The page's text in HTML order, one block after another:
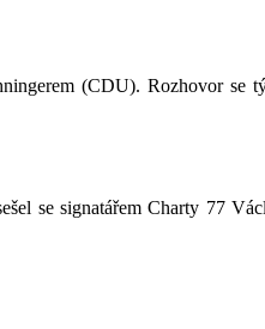
(CDU). Rozhovor
se signatářem Charty 77